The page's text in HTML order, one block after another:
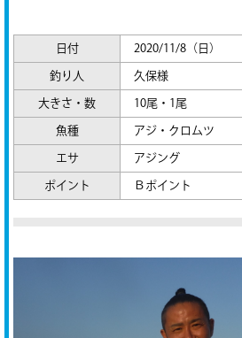
日付 2020/11/8（日）
釣り人 久保様
大きさ・数 10尾・1尾
魚種 アジ・クロムツ
エサ アジング
ポイント Ｂポイント